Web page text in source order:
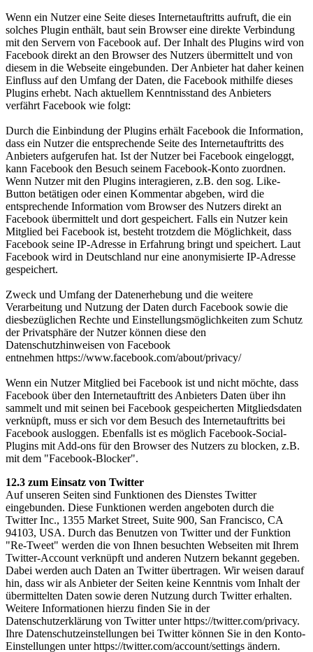
Wenn ein Nutzer eine Seite dieses Internetauftritts aufruft, die ein
solches Plugin enthält, baut sein Browser eine direkte Verbindung
mit den Servern von Facebook auf. Der Inhalt des Plugins wird von
Facebook direkt an den Browser des Nutzers übermittelt und von
diesem in die Webseite eingebunden. Der Anbieter hat daher keinen
Einfluss auf den Umfang der Daten, die Facebook mithilfe dieses
Plugins erhebt. Nach aktuellem Kenntnisstand des Anbieters
verfährt Facebook wie folgt:
Durch die Einbindung der Plugins erhält Facebook die Information,
dass ein Nutzer die entsprechende Seite des Internetauftritts des
Anbieters aufgerufen hat. Ist der Nutzer bei Facebook eingeloggt,
kann Facebook den Besuch seinem Facebook-Konto zuordnen.
Wenn Nutzer mit den Plugins interagieren, z.B. den sog. Like-
Button betätigen oder einen Kommentar abgeben, wird die
entsprechende Information vom Browser des Nutzers direkt an
Facebook übermittelt und dort gespeichert. Falls ein Nutzer kein
Mitglied bei Facebook ist, besteht trotzdem die Möglichkeit, dass
Facebook seine IP-Adresse in Erfahrung bringt und speichert. Laut
Facebook wird in Deutschland nur eine anonymisierte IP-Adresse
gespeichert.
Zweck und Umfang der Datenerhebung und die weitere
Verarbeitung und Nutzung der Daten durch Facebook sowie die
diesbezüglichen Rechte und Einstellungsmöglichkeiten zum Schutz
der Privatsphäre der Nutzer können diese den
Datenschutzhinweisen von Facebook
entnehmen https://www.facebook.com/about/privacy/
Wenn ein Nutzer Mitglied bei Facebook ist und nicht möchte, dass
Facebook über den Internetauftritt des Anbieters Daten über ihn
sammelt und mit seinen bei Facebook gespeicherten Mitgliedsdaten
verknüpft, muss er sich vor dem Besuch des Internetauftritts bei
Facebook ausloggen. Ebenfalls ist es möglich Facebook-Social-
Plugins mit Add-ons für den Browser des Nutzers zu blocken, z.B.
mit dem "Facebook-Blocker".
12.3 zum Einsatz von Twitter
Auf unseren Seiten sind Funktionen des Dienstes Twitter
eingebunden. Diese Funktionen werden angeboten durch die
Twitter Inc., 1355 Market Street, Suite 900, San Francisco, CA
94103, USA. Durch das Benutzen von Twitter und der Funktion
"Re-Tweet" werden die von Ihnen besuchten Webseiten mit Ihrem
Twitter-Account verknüpft und anderen Nutzern bekannt gegeben.
Dabei werden auch Daten an Twitter übertragen. Wir weisen darauf
hin, dass wir als Anbieter der Seiten keine Kenntnis vom Inhalt der
übermittelten Daten sowie deren Nutzung durch Twitter erhalten.
Weitere Informationen hierzu finden Sie in der
Datenschutzerklärung von Twitter unter https://twitter.com/privacy.
Ihre Datenschutzeinstellungen bei Twitter können Sie in den Konto-
Einstellungen unter https://twitter.com/account/settings ändern.